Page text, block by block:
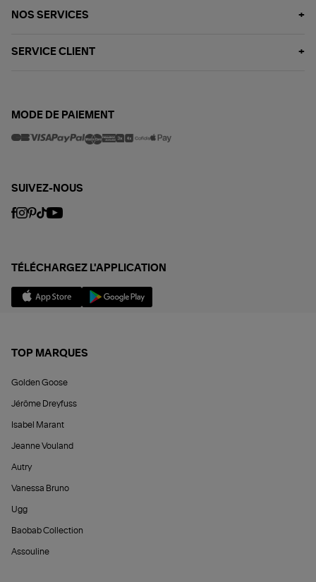
NOS SERVICES
SERVICE CLIENT
MODE DE PAIEMENT
SUIVEZ-NOUS
TÉLÉCHARGEZ L'APPLICATION
TOP MARQUES
Golden Goose
Jérôme Dreyfuss
Isabel Marant
Jeanne Vouland
Autry
Vanessa Bruno
Ugg
Baobab Collection
Assouline